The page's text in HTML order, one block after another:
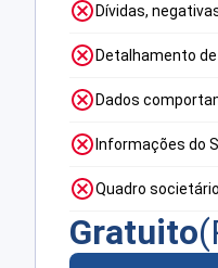
Dívidas,
Detalhamento
Dados
Informações do
Quadro
Gratuito